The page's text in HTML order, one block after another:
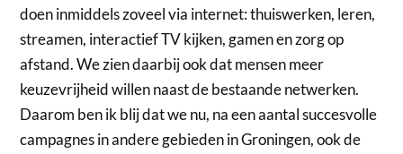
doen inmiddels zoveel via internet: thuiswerken, leren,
streamen, interactief TV kijken, gamen en zorg op
afstand. We zien daarbij ook dat mensen meer
keuzevrijheid willen naast de bestaande netwerken.
Daarom ben ik blij dat we nu, na een aantal succesvolle
campagnes in andere gebieden in Groningen, ook de